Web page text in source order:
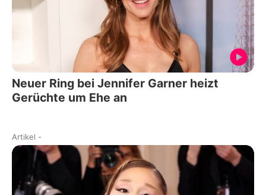
Neuer Ring bei Jennifer Garner heizt
Gerüchte um Ehe an
Artikel -